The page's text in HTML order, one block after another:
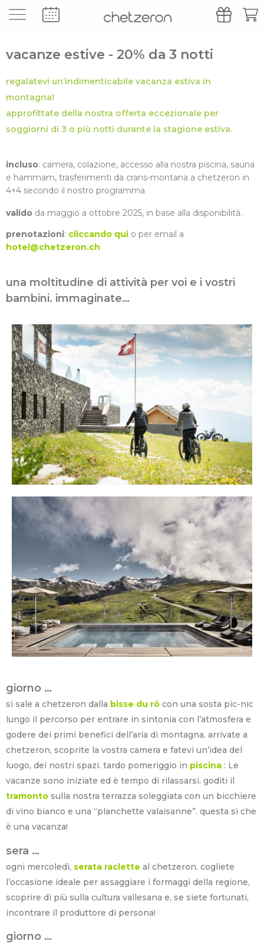
vacanze estive - 20% da 3 notti
regalatevi un’indimenticabile vacanza estiva in
montagna!
approfittate della nostra offerta eccezionale per
soggiorni di 3 o più notti durante la stagione estiva.
incluso: camera, colazione, accesso alla nostra piscina, sauna
e hammam, trasferimenti da crans-montana a chetzeron in
4×4 secondo il nostro programma
valido da maggio a ottobre 2025, in base alla disponibilità.
prenotazioni: cliccando qui o per email a
hotel@chetzeron.ch
una moltitudine di attività per voi e i vostri
bambini. immaginate…
giorno …
si sale a chetzeron dalla bisse du rô con una sosta pic-nic
lungo il percorso per entrare in sintonia con l’atmosfera e
godere dei primi benefici dell’aria di montagna. arrivate a
chetzeron, scoprite la vostra camera e fatevi un’idea del
luogo, dei nostri spazi. tardo pomeriggio in piscina : Le
vacanze sono iniziate ed è tempo di rilassarsi. goditi il
tramonto sulla nostra terrazza soleggiata con un bicchiere
di vino bianco e una “planchette valaisanne”. questa sì che
è una vacanza!
sera …
ogni mercoledì, serata raclette al chetzeron. cogliete
l’occasione ideale per assaggiare i formaggi della regione,
scoprire di più sulla cultura vallesana e, se siete fortunati,
incontrare il produttore di persona!
giorno …